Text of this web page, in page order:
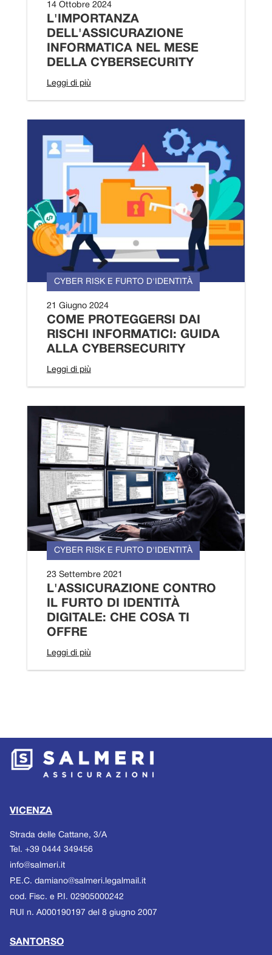
14 Ottobre 2024
L'IMPORTANZA
DELL'ASSICURAZIONE
INFORMATICA NEL MESE
DELLA CYBERSECURITY
Leggi di più
CYBER RISK E FURTO D'IDENTITÀ
21 Giugno 2024
COME PROTEGGERSI DAI
RISCHI INFORMATICI: GUIDA
ALLA CYBERSECURITY
Leggi di più
CYBER RISK E FURTO D'IDENTITÀ
23 Settembre 2021
L'ASSICURAZIONE CONTRO
IL FURTO DI IDENTITÀ
DIGITALE: CHE COSA TI
OFFRE
Leggi di più
VICENZA
Strada delle Cattane, 3/A
Tel. +39 0444 349456
Email
info@salmeri.it
P.E.C. damiano@salmeri.legalmail.it
cod. Fisc. e P.I. 02905000242
RUI n. A000190197 del 8 giugno 2007
SANTORSO